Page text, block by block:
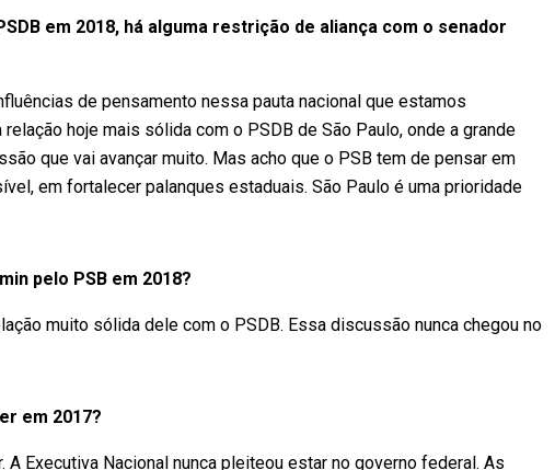
em 2018, há alguma restrição de aliança com o senador
de pensamento nessa pauta nacional que estamos
hoje mais sólida com o PSDB de São Paulo, onde a grande
que vai avançar muito. Mas acho que o PSB tem de pensar em
em fortalecer palanques estaduais. São Paulo é uma prioridade
pelo PSB em 2018?
muito sólida dele com o PSDB. Essa discussão nunca chegou no
em 2017?
A Executiva Nacional nunca pleiteou estar no governo federal. As